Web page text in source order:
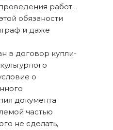
работ…
обязаности
и даже
в договор купли-
о
документа
частью
не сделать,